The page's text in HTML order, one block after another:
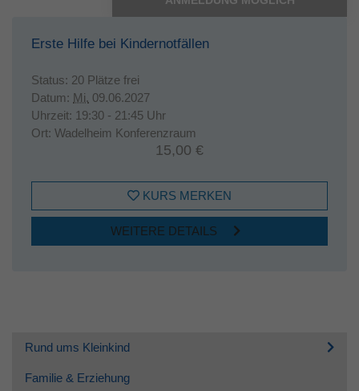
Erste Hilfe bei Kindernotfällen
Status: 20 Plätze frei
Datum: Mi. 09.06.2027
Uhrzeit: 19:30 - 21:45 Uhr
Ort: Wadelheim Konferenzraum
15,00 €
KURS MERKEN
WEITERE DETAILS
Rund ums Kleinkind
Familie & Erziehung